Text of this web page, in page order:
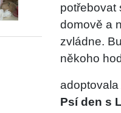
potřebovat
domově a
zvládne.
někoho
Psí den s